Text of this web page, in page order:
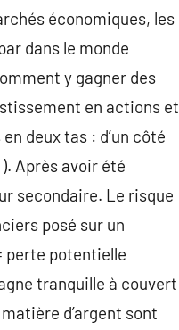
économiques, les
dans le monde
y gagner des
en actions et
deux tas : d’un côté
Après avoir été
secondaire. Le risque
posé sur un
perte potentielle
tranquille à couvert
d’argent sont